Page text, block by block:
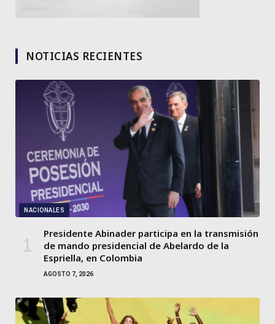
NOTICIAS RECIENTES
NACIONALES
Presidente Abinader participa en la transmisión
de mando presidencial de Abelardo de la
Espriella, en Colombia
AGOSTO 7, 2026